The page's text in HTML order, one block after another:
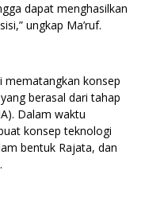
dapat menghasilkan
ungkap Ma’ruf.
mematangkan konsep
berasal dari tahap
Dalam waktu
konsep teknologi
bentuk Rajata, dan